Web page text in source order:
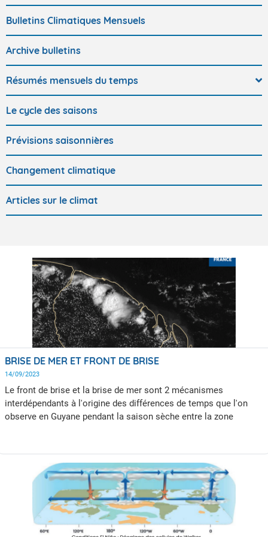
Bulletins Climatiques Mensuels
Archive bulletins
Résumés mensuels du temps
Le cycle des saisons
Prévisions saisonnières
Changement climatique
Articles sur le climat
BRISE DE MER ET FRONT DE BRISE
14/09/2023
Le front de brise et la brise de mer sont 2 mécanismes
interdépendants à l'origine des différences de temps que l'on
observe en Guyane pendant la saison sèche entre la zone
à peine 30Km à vol d'oiseau d'un ciel sans nuages sur les plages
de Montjoly à un solide orage à Fourgassié plus au sud dans la
montagne de Kaw. Ces différences entre la bordure côtière et
l'arrière pays pourtant proches se retrouvent tout le long du
littoral guyanais. Pour autant, ce scénario n'est pas figé, il varie
d'un jour à l'autre. Parfois proche, parfois éloigné, certaines fois